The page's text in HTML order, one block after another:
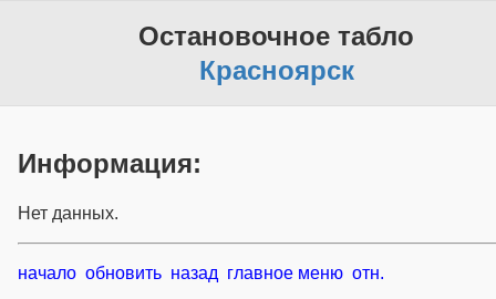
Остановочное табло
Красноярск
Информация:
Нет данных.
начало обновить назад главное меню отн.